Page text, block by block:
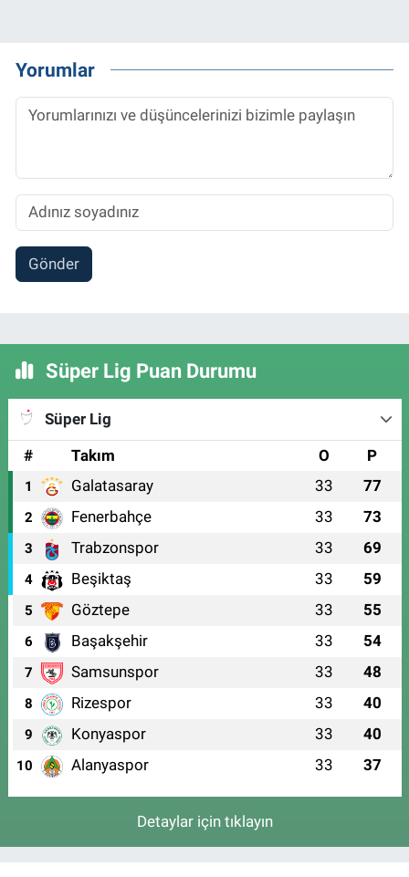
Yorumlar
Gönder
Süper Lig Puan Durumu
Süper Lig
#
Takım O P
1 Galatasaray 33 77
2 Fenerbahçe 33 73
3 Trabzonspor 33 69
4 Beşiktaş 33 59
5 Göztepe 33 55
6 Başakşehir 33 54
7 Samsunspor 33 48
8 Rizespor 33 40
9 Konyaspor 33 40
10 Alanyaspor 33 37
Detaylar için tıklayın